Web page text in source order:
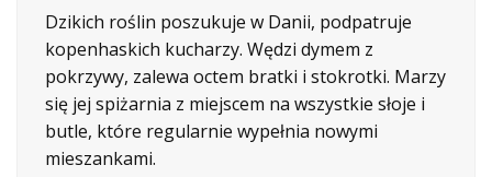
Dzikich roślin poszukuje w Danii, podpatruje
kopenhaskich kucharzy. Wędzi dymem z
pokrzywy, zalewa octem bratki i stokrotki. Marzy
się jej spiżarnia z miejscem na wszystkie słoje i
butle, które regularnie wypełnia nowymi
mieszankami.